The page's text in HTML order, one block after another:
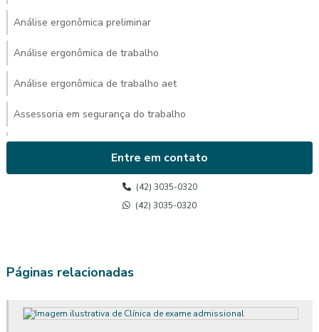
Análise ergonômica preliminar
Análise ergonômica de trabalho
Análise ergonômica de trabalho aet
Assessoria em segurança do trabalho
Avaliação ambiental de calor
Avaliação de calor
Avaliação de calor segurança do trabalho
Avaliação ergonômica
Entre em contato
(42) 3035-0320
(42) 3035-0320
Páginas relacionadas